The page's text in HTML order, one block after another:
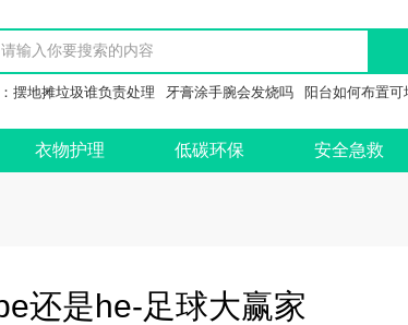
摆地摊垃圾谁负责处理 牙膏涂手腕会发烧吗 阳台如何布置可
衣物护理 低碳环保 安全急救
还是he-足球大赢家